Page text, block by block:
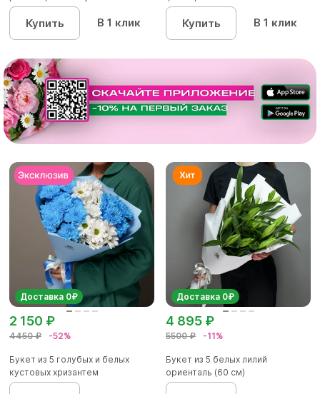
Купить В 1 клик Купить В 1 клик
Доставка 0₽
4450 ₽ -52%
2 150 ₽
Букет из 5 голубых и белых
кустовых хризантем
Доставка 0₽
5500 ₽ -11%
4 895 ₽
Букет из 5 белых лилий
ориенталь (60 см)